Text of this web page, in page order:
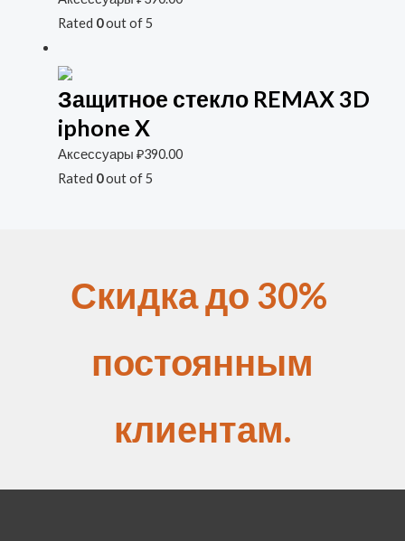
Rated 0out of 5
Защитное стекло REMAX 3D
iphone X
Аксессуары ₽390.00
Rated 0out of 5
Скидка до 30%
постоянным
клиентам.